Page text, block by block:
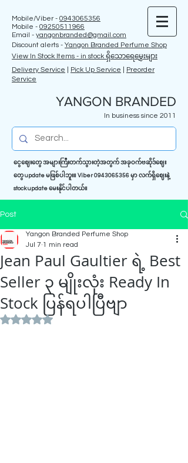
Mobile/Viber - 0943065356
Mobile - 09250511966
Email - yangonbranded@gmail.com
Discount alerts - Yangon Branded Perfume Shop
View In Stock Items - in stock ရှိသောရေမွှေးများ
Delivery Service
Pick Up Service
Preorder
Service
YANGON BRANDED
In business since 2011
ငွေဈေးတွေ အများကြီးတက်သွားတဲ့အတွက် အခုဝက်ဗဆိုဒ်ဈေး
တွေ update မဖြစ်ပါဘူး။ Viber0943065356 မှာ လက်ရှိဈေးနဲ့
stock update မေးနိုင်ပါတယ်။
Post
Jean Paul Gaultier ရဲ့ Best
Seller ၃ မျိုးလုံး Ready In
Stock ပြန်ရပါပြီဗျာ
Yangon Branded Perfume Shop
Jul 7 1 min read
Rated NaN out of 5 stars.